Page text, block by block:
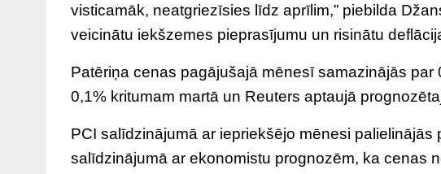
visticamāk, neatgriezīsies līdz aprīlim,” piebilda
veicinātu iekšzemes pieprasījumu un risinātu
Patēriņa cenas pagājušajā mēnesī samazinājās
0,1% kritumam martā un Reuters aptaujā
PCI salīdzinājumā ar iepriekšējo mēnesi
salīdzinājumā ar ekonomistu prognozēm, ka cenas